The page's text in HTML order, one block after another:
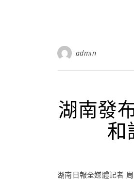
admin
湖南發
和
湖南日報全媒體記者